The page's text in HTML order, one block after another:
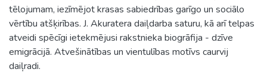
tēlojumam, iezīmējot krasas sabiedrības garīgo un sociālo
vērtību atšķirības. J. Akuratera daiļdarba saturu, kā arī telpas
atveidi spēcīgi ietekmējusi rakstnieka biogrāfija - dzīve
emigrācijā. Atvešinātības un vientulības motīvs caurvij
daiļradi.